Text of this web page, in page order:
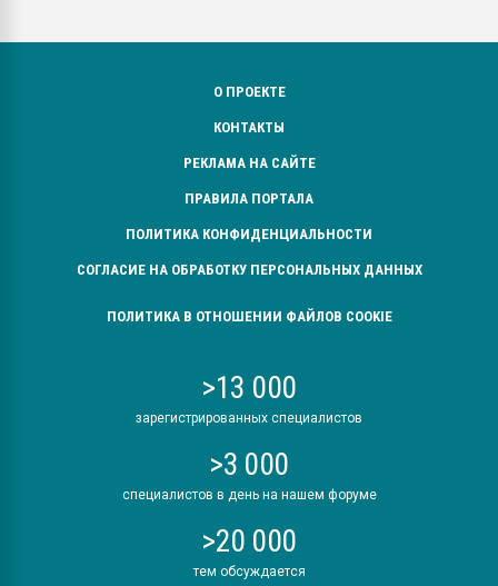
О ПРОЕКТЕ
КОНТАКТЫ
РЕКЛАМА НА САЙТЕ
ПРАВИЛА ПОРТАЛА
ПОЛИТИКА КОНФИДЕНЦИАЛЬНОСТИ
СОГЛАСИЕ НА ОБРАБОТКУ ПЕРСОНАЛЬНЫХ ДАННЫХ
ПОЛИТИКА В ОТНОШЕНИИ ФАЙЛОВ COOKIE
>13 000
зарегистрированных специалистов
>3 000
специалистов в день на нашем форуме
>20 000
тем обсуждается